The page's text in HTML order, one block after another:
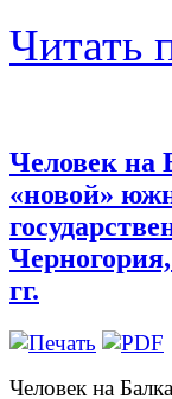
Читать
Человек на
«новой»
гг.
Человек на